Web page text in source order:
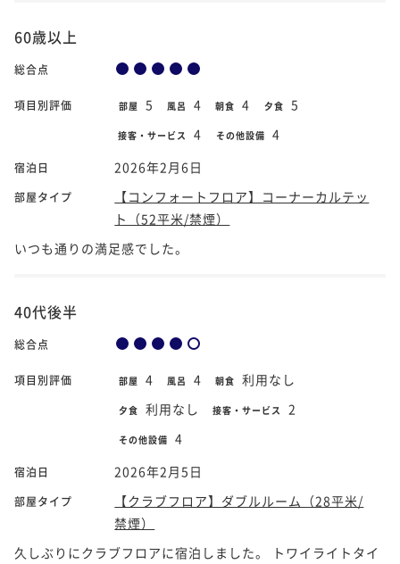
60歳以上
総合点
項目別評価 部屋 5 風呂 4 朝食 4 夕食 5
接客・サービス 4 その他設備 4
宿泊日 2026年2月6日
部屋タイプ
【コンフォートフロア】コーナーカルテッ
ト（52平米/禁煙）
いつも通りの満足感でした。
40代後半
総合点
項目別評価 部屋 4 風呂 4 朝食 利用なし
夕食 利用なし 接客・サービス 2
その他設備 4
宿泊日 2026年2月5日
部屋タイプ
【クラブフロア】ダブルルーム（28平米/
禁煙）
久しぶりにクラブフロアに宿泊しました。 トワイライトタイ